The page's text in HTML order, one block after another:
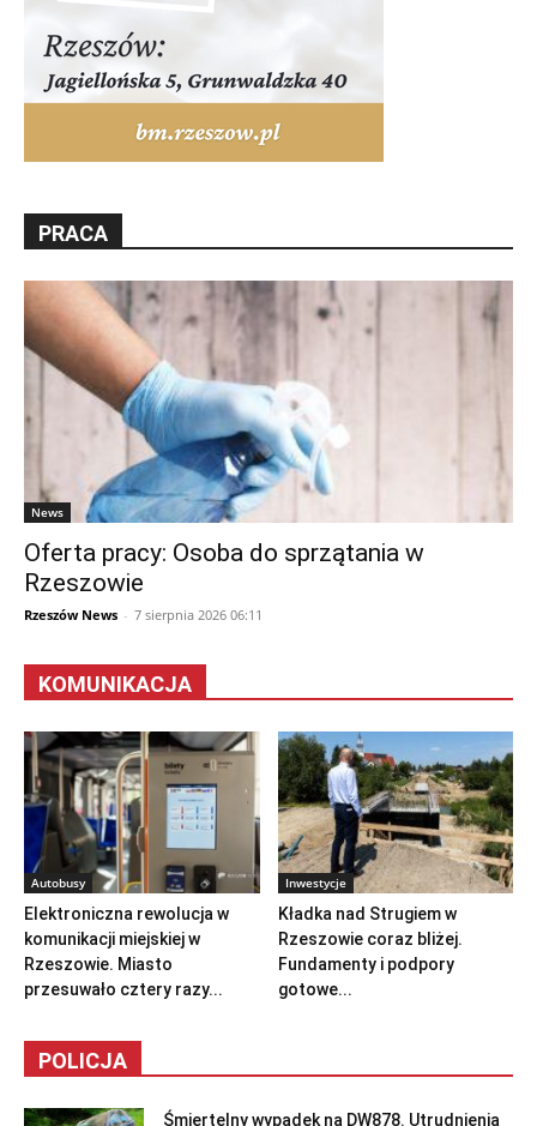
PRACA
News
Oferta pracy: Osoba do sprzątania w
Rzeszowie
Rzeszów News - 7 sierpnia 2026 06:11
KOMUNIKACJA
Autobusy
Elektroniczna rewolucja w
komunikacji miejskiej w
Rzeszowie. Miasto
przesuwało cztery razy...
Inwestycje
Kładka nad Strugiem w
Rzeszowie coraz bliżej.
Fundamenty i podpory
gotowe...
POLICJA
Śmiertelny wypadek na DW878. Utrudnienia